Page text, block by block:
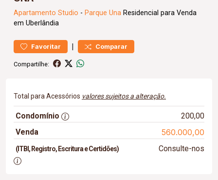
Apartamento Studio - Parque Una Residencial para Venda
em Uberlândia
Favoritar | Comparar
Compartilhe:
Total para Acessórios valores sujeitos a alteração.
Condomínio
200,00
Venda
560.000,00
(ITBI, Registro, Escritura e Certidões) Consulte-nos